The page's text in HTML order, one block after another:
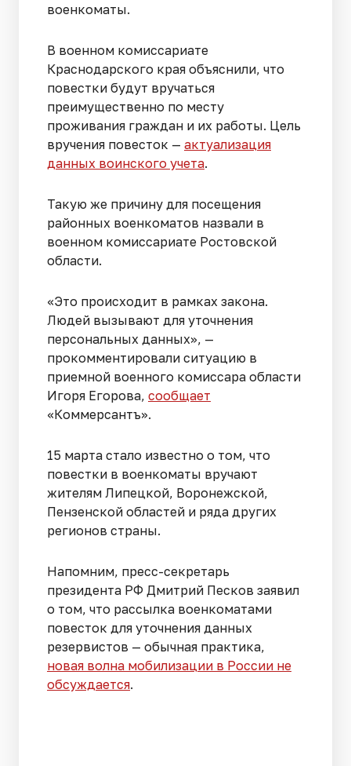
военкоматы.
В военном комиссариате
Краснодарского края объяснили, что
повестки будут вручаться
преимущественно по месту
проживания граждан и их работы. Цель
вручения повесток — актуализация
данных воинского учета.
Такую же причину для посещения
районных военкоматов назвали в
военном комиссариате Ростовской
области.
«Это происходит в рамках закона.
Людей вызывают для уточнения
персональных данных», —
прокомментировали ситуацию в
приемной военного комиссара области
Игоря Егорова, сообщает
«Коммерсантъ».
15 марта стало известно о том, что
повестки в военкоматы вручают
жителям Липецкой, Воронежской,
Пензенской областей и ряда других
регионов страны.
Напомним, пресс-секретарь
президента РФ Дмитрий Песков заявил
о том, что рассылка военкоматами
повесток для уточнения данных
резервистов — обычная практика,
новая волна мобилизации в России не
обсуждается.